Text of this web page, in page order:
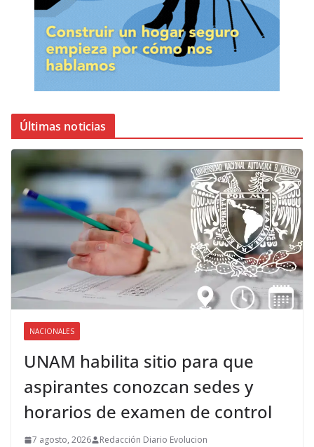
Últimas noticias
NACIONALES
UNAM habilita sitio para que
aspirantes conozcan sedes y
horarios de examen de control
7 agosto, 2026 Redacción Diario Evolucion